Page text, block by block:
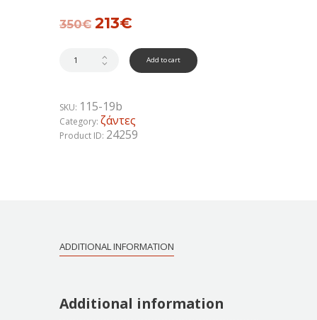
350€ Original
350€.
213€Current
is:
213€.
Add to cart
SKU: 115-19b
Category: ζάντες
Product ID: 24259
ADDITIONAL INFORMATION
Additional information